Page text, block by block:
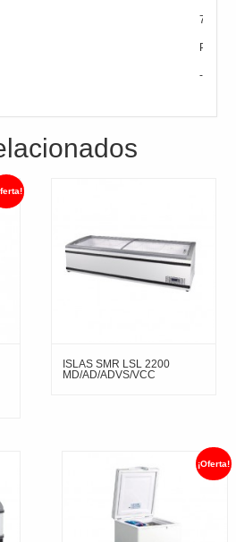
70 mm
Puerto
-24 ⁰C
ISLAS SMR LSL 2200
MD/AD/ADVS/VCC
¡Oferta!